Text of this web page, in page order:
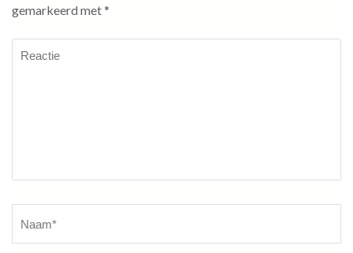
gemarkeerd met*